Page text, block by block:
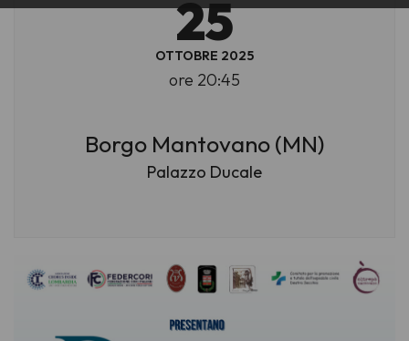
25
OTTOBRE 2025
ore 20:45
Borgo Mantovano (MN)
Palazzo Ducale